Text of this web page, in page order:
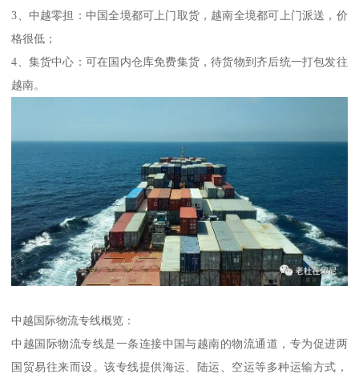
3、中越零担：中国全境都可上门取货，越南全境都可上门派送，价
格很低；
4、集货中心：可在国内仓库免费集货，待货物到齐后统一打包发往
越南。
中越国际物流专线概览：
中越国际物流专线是一条连接中国与越南的物流通道，专为促进两
国贸易往来而设。该专线提供海运、陆运、空运等多种运输方式，